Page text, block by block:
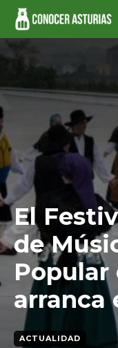
El
de
Popular
arranca
ACTUALIDAD